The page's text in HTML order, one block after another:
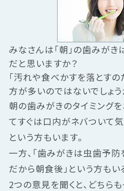
みなさんは「朝」の歯みがき
だと思いますか？
「汚れや食べかすを落とすの
方が多いのではないでしょう
朝の歯みがきのタイミングを
てすぐは口内がネバついて
という方もいます。
一方、「歯みがきは虫歯予
だから朝食後」という方もい
2つの意見を聞くと、どちら